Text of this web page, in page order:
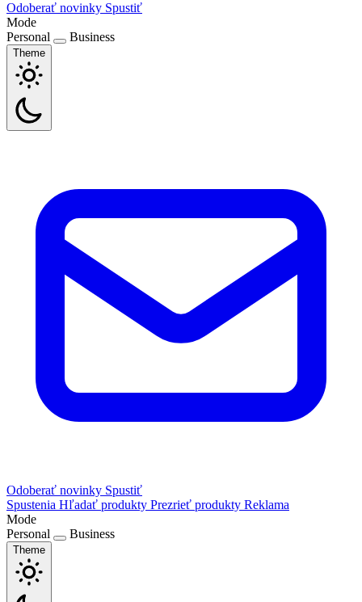
Odoberať novinky Spustiť
Mode
Personal
Business
Theme
Odoberať novinky Spustiť
Spustenia Hľadať produkty Prezrieť produkty Reklama
Mode
Personal
Business
Theme